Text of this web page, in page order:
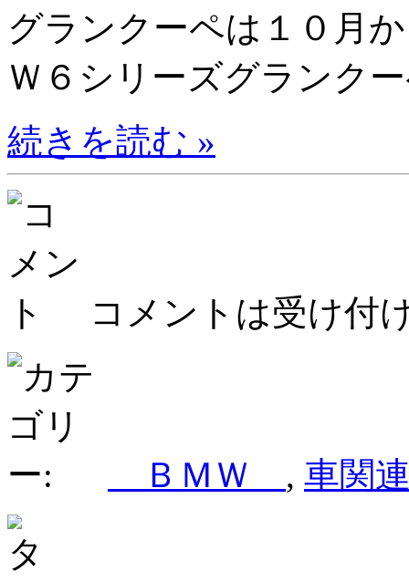
グランクーペは１０月
Ｗ６シリーズグランク
続きを読む »
コメントは受け付
ＢＭＷ , 車関